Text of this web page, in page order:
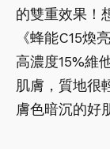
的雙重效果！
《蜂能C15煥
高濃度15%維
肌膚，質地很
膚色暗沉的好